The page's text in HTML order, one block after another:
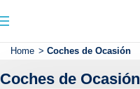
Home > Coches de Ocasión
Coches de Ocasión